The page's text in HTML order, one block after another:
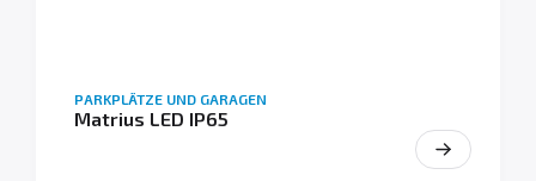
PARKPLÄTZE UND GARAGEN
Matrius LED IP65